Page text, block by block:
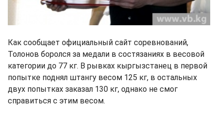
Как сообщает официальный сайт соревнований,
Толонов боролся за медали в состязаниях в весовой
категории до 77 кг. В рывках кыргызстанец в первой
попытке поднял штангу весом 125 кг, в остальных
двух попытках заказал 130 кг, однако не смог
справиться с этим весом.